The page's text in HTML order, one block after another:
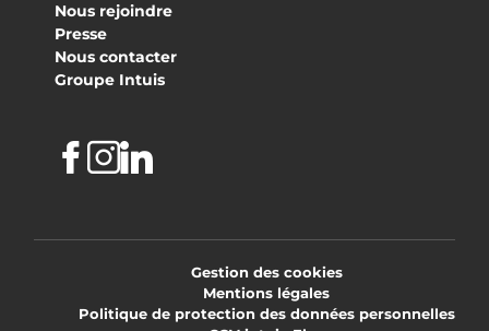
Nous rejoindre
Presse
Nous contacter
Groupe Intuis
Facebook
Instagram
Linkedin
Gestion des cookies
Mentions légales
Politique de protection des données personnelles